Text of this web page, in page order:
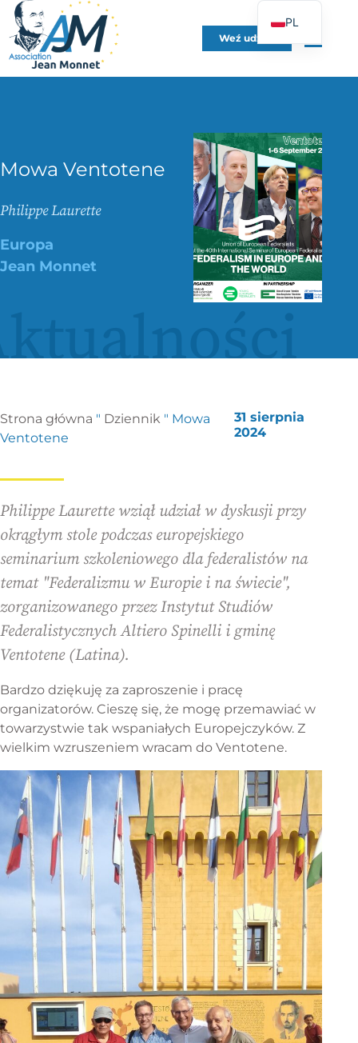
Weź udział
Mowa Ventotene
Philippe Laurette
Europa
Jean Monnet
Strona główna " Dziennik " Mowa
Ventotene
31 sierpnia
2024
Philippe Laurette wziął udział w dyskusji przy
okrągłym stole podczas europejskiego
seminarium szkoleniowego dla federalistów na
temat "Federalizmu w Europie i na świecie",
zorganizowanego przez Instytut Studiów
Federalistycznych Altiero Spinelli i gminę
Ventotene (Latina).
Bardzo dziękuję za zaproszenie i pracę
organizatorów. Cieszę się, że mogę przemawiać w
towarzystwie tak wspaniałych Europejczyków. Z
wielkim wzruszeniem wracam do Ventotene.
PL
FR
EN
IT
PT
UK